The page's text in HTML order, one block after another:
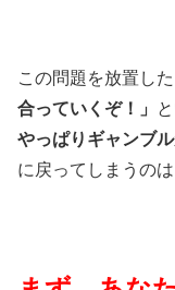
この問題を放置した
合っていくぞ！」
やっぱりギャンブル
に戻ってしまうの